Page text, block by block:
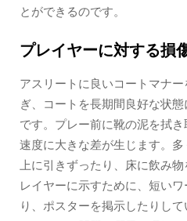
とができるのです。
プレイヤーに対する損
アスリートに良いコートマナ
ぎ、コートを長期間良好な状
です。プレー前に靴の泥を拭
速度に大きな差が生じます。
上に引きずったり、床に飲み
レイヤーに示すために、短い
り、ポスターを掲示したりし